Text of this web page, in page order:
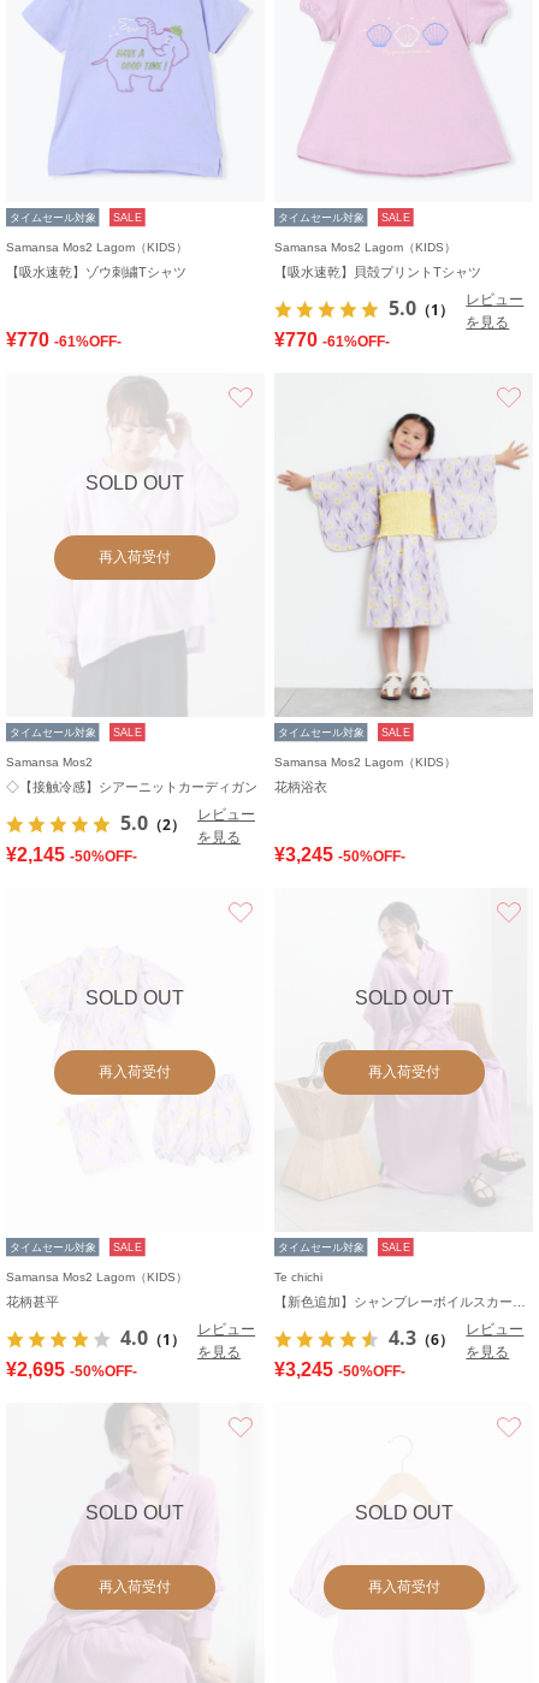
タイムセール対象 SALE
Samansa Mos2 Lagom（KIDS）
【吸水速乾】ゾウ刺繍Tシャツ
¥770 -61%OFF-
タイムセール対象 SALE
Samansa Mos2 Lagom（KIDS）
【吸水速乾】貝殻プリントTシャツ
5.0 （1）
レビュー
を見る
¥770 -61%OFF-
SOLD OUT
再入荷受付
タイムセール対象 SALE
Samansa Mos2
◇【接触冷感】シアーニットカーディガン
5.0 （2）
レビュー
を見る
¥2,145 -50%OFF-
タイムセール対象 SALE
Samansa Mos2 Lagom（KIDS）
花柄浴衣
¥3,245 -50%OFF-
SOLD OUT
再入荷受付
タイムセール対象 SALE
Samansa Mos2 Lagom（KIDS）
花柄甚平
4.0 （1）
レビュー
を見る
¥2,695 -50%OFF-
SOLD OUT
再入荷受付
タイムセール対象 SALE
Te chichi
4.3 （6）
レビュー
を見る
¥3,245 -50%OFF-
SOLD OUT
再入荷受付
SOLD OUT
再入荷受付